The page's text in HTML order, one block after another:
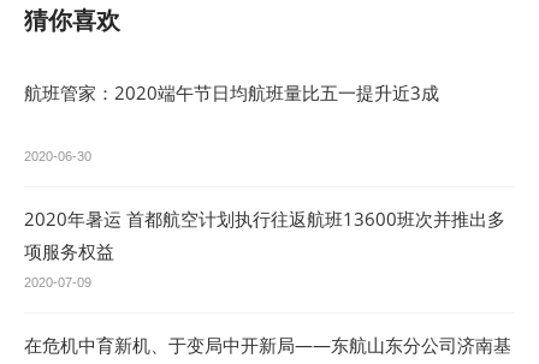
猜你喜欢
航班管家：2020端午节日均航班量比五一提升近3成
2020-06-30
2020年暑运 首都航空计划执行往返航班13600班次并推出多
项服务权益
2020-07-09
在危机中育新机、于变局中开新局——东航山东分公司济南基